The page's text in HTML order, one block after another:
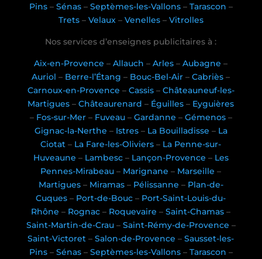
Pins– Sénas– Septèmes-les-Vallons– Tarascon –
Trets– Velaux– Venelles– Vitrolles
Nos services d’enseignes publicitaires à :
Aix-en-Provence –Allauch –Arles –Aubagne –
Auriol – Berre-l’Étang – Bouc-Bel-Air –Cabriès –
Carnoux-en-Provence – Cassis– Châteauneuf-les-
Martigues –Châteaurenard – Éguilles – Eyguières
– Fos-sur-Mer– Fuveau– Gardanne – Gémenos–
Gignac-la-Nerthe – Istres– La Bouilladisse – La
Ciotat – La Fare-les-Oliviers – La Penne-sur-
Huveaune – Lambesc– Lançon-Provence – Les
Pennes-Mirabeau – Marignane – Marseille –
Martigues– Miramas– Pélissanne – Plan-de-
Cuques – Port-de-Bouc – Port-Saint-Louis-du-
Rhône – Rognac – Roquevaire –Saint-Chamas –
Saint-Martin-de-Crau– Saint-Rémy-de-Provence –
Saint-Victoret –Salon-de-Provence –Sausset-les-
Pins– Sénas– Septèmes-les-Vallons– Tarascon –